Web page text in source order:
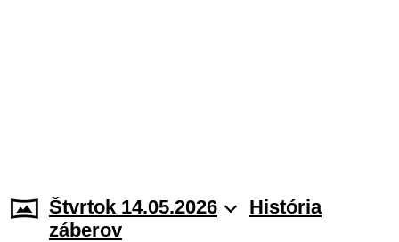
Štvrtok 14.05.2026
História
záberov